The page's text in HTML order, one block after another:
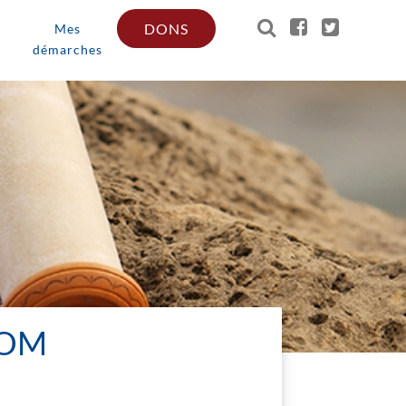
Mes
démarches
DONS